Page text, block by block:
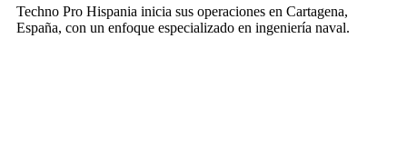
Techno Pro Hispania inicia sus operaciones en Cartagena,
España, con un enfoque especializado en ingeniería naval.